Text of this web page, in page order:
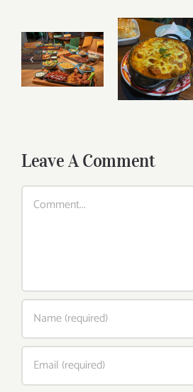
Leave A Comment
Comment